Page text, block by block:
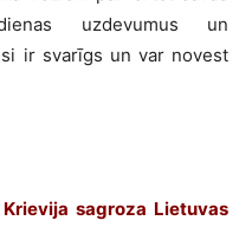
uzdevumus un
ir svarīgs un var novest
Krievija sagroza Lietuvas